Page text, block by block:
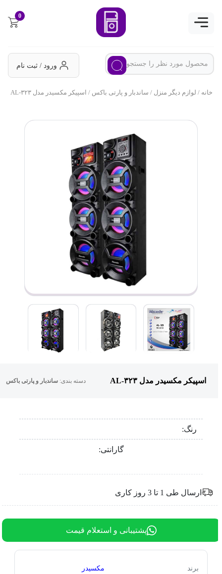
0
ورود / ثبت نام
خانه/ لوازم دیگر منزل/ ساندبار و پارتی باکس/ اسپیکر مکسیدر مدل AL-۳۲۳
اسپیکر مکسیدر مدل AL-۳۲۳ دسته بندی:ساندبار و پارتی باکس
رنگ:
گارانتی:
ارسال طی 1 تا 3 روز کاری
پشتیبانی و استعلام قیمت
برند مکسیدر